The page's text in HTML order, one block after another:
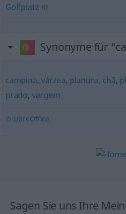
Golfplatz m
Synonyme für
campina,várzea, planura, chã,
prado,vargem
© LibreOffice
Sagen Sie uns Ihre